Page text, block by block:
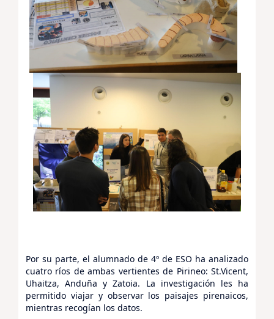
Por su parte, el alumnado de 4º de ESO ha analizado
cuatro ríos de ambas vertientes de Pirineo: St.Vicent,
Uhaitza, Anduña y Zatoia. La investigación les ha
permitido viajar y observar los paisajes pirenaicos,
mientras recogían los datos.